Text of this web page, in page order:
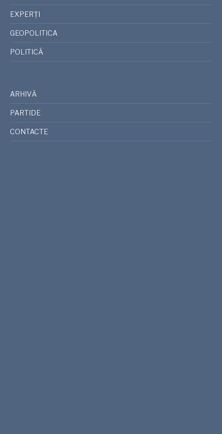
EXPERȚI
GEOPOLITICA
POLITICĂ
ARHIVĂ
PARTIDE
CONTACTE